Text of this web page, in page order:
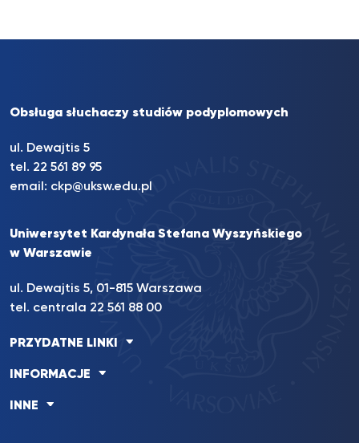
Obsługa słuchaczy studiów podyplomowych
ul. Dewajtis 5
tel. 22 561 89 95
email: ckp@uksw.edu.pl
Uniwersytet Kardynała Stefana Wyszyńskiego
w Warszawie
ul. Dewajtis 5, 01-815 Warszawa
tel. centrala 22 561 88 00
PRZYDATNE LINKI
INFORMACJE
INNE